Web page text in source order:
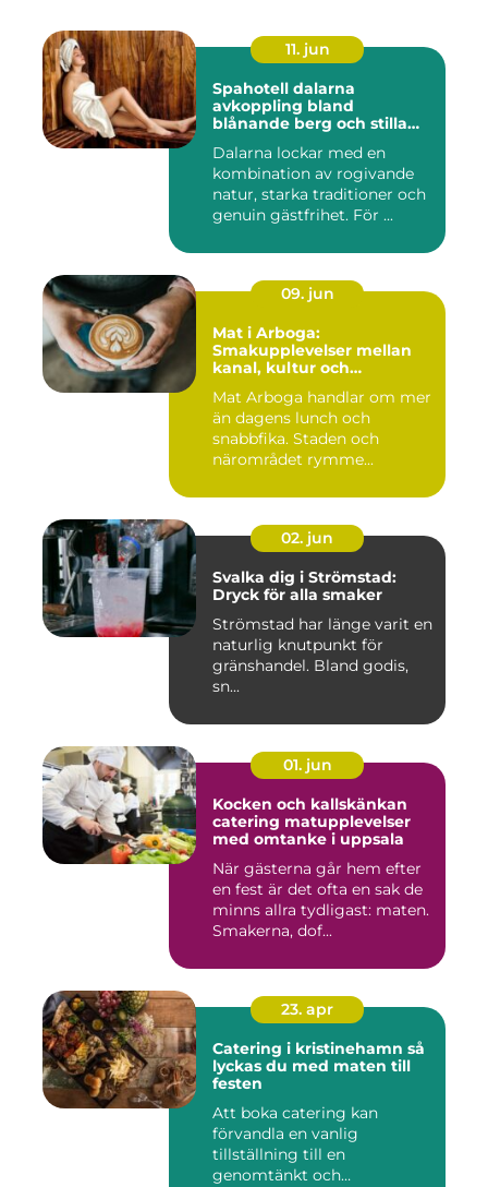
11. jun
Spahotell dalarna
avkoppling bland
blånande berg och stilla
Dalarna lockar med en
kombination av rogivande
natur, starka traditioner och
genuin gästfrihet. För ...
09. jun
Mat i Arboga:
Smakupplevelser mellan
kanal, kultur och
Mat Arboga handlar om mer
än dagens lunch och
snabbfika. Staden och
närområdet rymme...
02. jun
Svalka dig i Strömstad:
Dryck för alla smaker
Strömstad har länge varit en
naturlig knutpunkt för
gränshandel. Bland godis,
sn...
01. jun
Kocken och kallskänkan
catering matupplevelser
med omtanke i uppsala
När gästerna går hem efter
en fest är det ofta en sak de
minns allra tydligast: maten.
Smakerna, dof...
23. apr
Catering i kristinehamn så
lyckas du med maten till
festen
Att boka catering kan
förvandla en vanlig
tillställning till en
genomtänkt och